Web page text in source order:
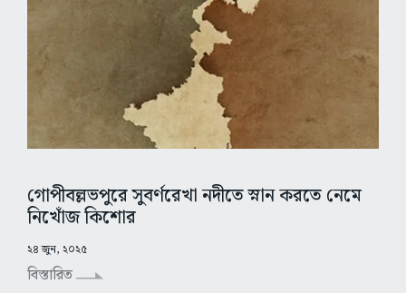
গোপীবল্লভপুরে সুবর্ণরেখা নদীতে স্নান করতে নেমে
নিখোঁজ কিশোর
২৪ জুন, ২০২৫
বিস্তারিত